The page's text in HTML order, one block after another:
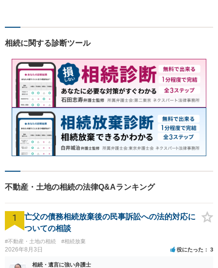
い！
相続に関する診断ツール
不動産・土地の相続の法律Q&Aランキング
1
亡父の債務相続放棄後の民事訴訟への法的対応に
ついての相談
#不動産・土地の相続 #相続放棄
2026年8月3日 役にたった 3
相続・遺言に強い弁護士